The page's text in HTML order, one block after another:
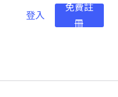
登入
免費註
冊